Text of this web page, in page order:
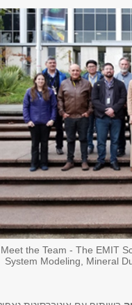
Meet the Team - The EMIT
System Modeling, Mineral